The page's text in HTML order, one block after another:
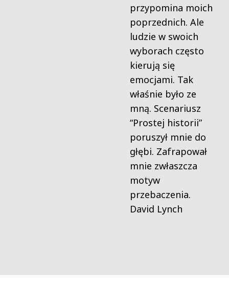
przypomina moich
poprzednich. Ale
ludzie w swoich
wyborach często
kierują się
emocjami. Tak
właśnie było ze
mną. Scenariusz
“Prostej historii”
poruszył mnie do
głębi. Zafrapował
mnie zwłaszcza
motyw
przebaczenia.
David Lynch